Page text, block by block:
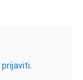
prijaviti.